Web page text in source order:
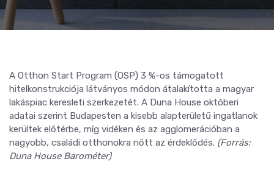
A Otthon Start Program (OSP) 3 %-os támogatott
hitelkonstrukciója látványos módon átalakította a magyar
lakáspiac keresleti szerkezetét. A Duna House októberi
adatai szerint Budapesten a kisebb alapterületű ingatlanok
kerültek előtérbe, míg vidéken és az agglomerációban a
nagyobb, családi otthonokra nőtt az érdeklődés. (Forrás:
Duna House Barométer)